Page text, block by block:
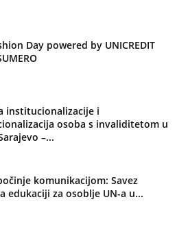
Day powered by UNICREDIT
institucionalizacije i
osoba s invaliditetom u
–...
komunikacijom: Savez
edukaciji za osoblje UN-a u...